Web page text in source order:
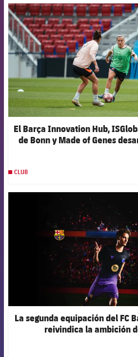
FCB
El Barça Innovation Hub,
de Bonn y Made of Genes
CLUB
La segunda equipación del FC
reivindica la ambición